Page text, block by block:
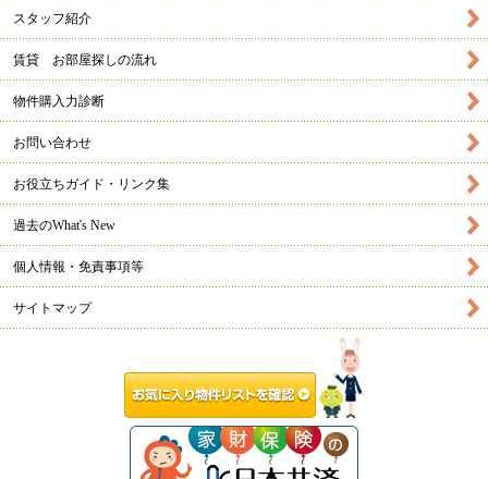
スタッフ紹介
賃貸 お部屋探しの流れ
物件購入力診断
お問い合わせ
お役立ちガイド・リンク集
過去のWhat's New
個人情報・免責事項等
サイトマップ